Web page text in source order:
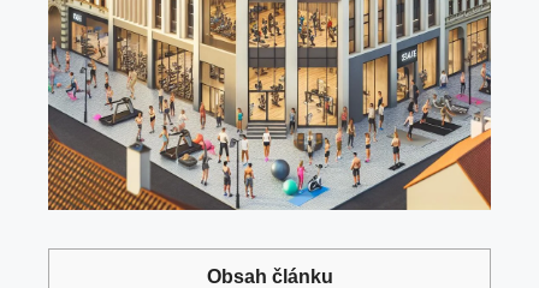
Obsah článku